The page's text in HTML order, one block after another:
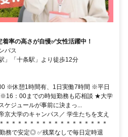
率の高さが自慢✅女性活躍中！
パス
」「十条駅」より徒歩12分
※休憩1時間有、1日実働7時間 ※平日
：00までの時短勤務も応相談 ★大学
ケジュールが事前に決まっ...
京大学のキャンパス／ 学生たちを支え
＊＊＊＊＊＊＊＊＊＊＊＊＊＊＊＊＊
務で安定◎ ✅残業なしで毎日定時退